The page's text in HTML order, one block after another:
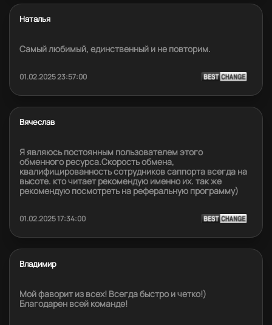
Наталья
Самый любимый, единственный и не повторим.
01.02.2025 23:57:00
Вячеслав
Я являюсь постоянным пользователем этого
обменного ресурса.Скорость обмена,
квалифицированность сотрудников саппорта всегда на
высоте. кто читает рекомендую именно их. так же
рекомендую посмотреть на реферальную программу)
01.02.2025 17:34:00
Владимир
Мой фаворит из всех! Всегда быстро и четко!)
Благодарен всей команде!